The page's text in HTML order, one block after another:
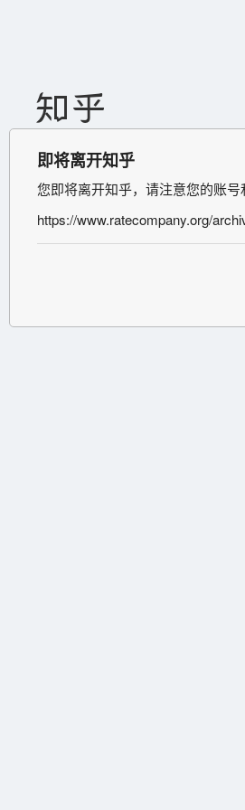
即将离开知乎
您即将离开知乎，请注意您的账号
https://www.ratecompany.org/